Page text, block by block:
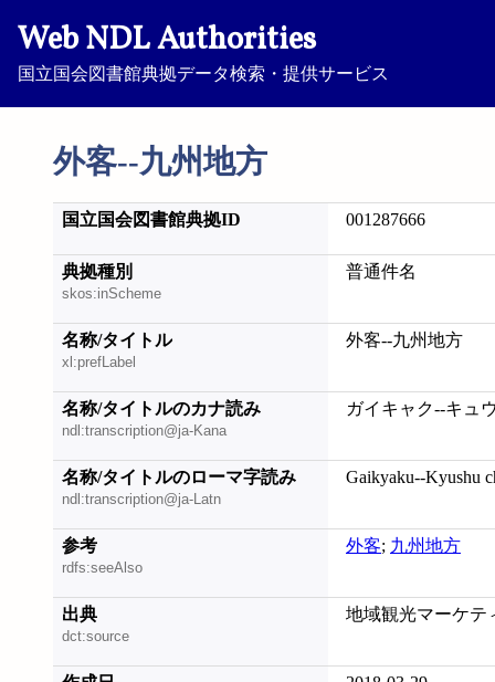
Web NDL Authorities
国立国会図書館典拠データ検索・提供サービス
外客--九州地方
国立国会図書館典拠ID 001287666
典拠種別
skos:inScheme
普通件名
名称/タイトル
xl:prefLabel
外客--九州地方
名称/タイトルのカナ読み
ndl:transcription@ja-Kana
ガイキャク--キュ
名称/タイトルのローマ字読み
ndl:transcription@ja-Latn
Gaikyaku--Kyushu
参考
rdfs:seeAlso
外客; 九州地方
出典
dct:source
地域観光マーケテ